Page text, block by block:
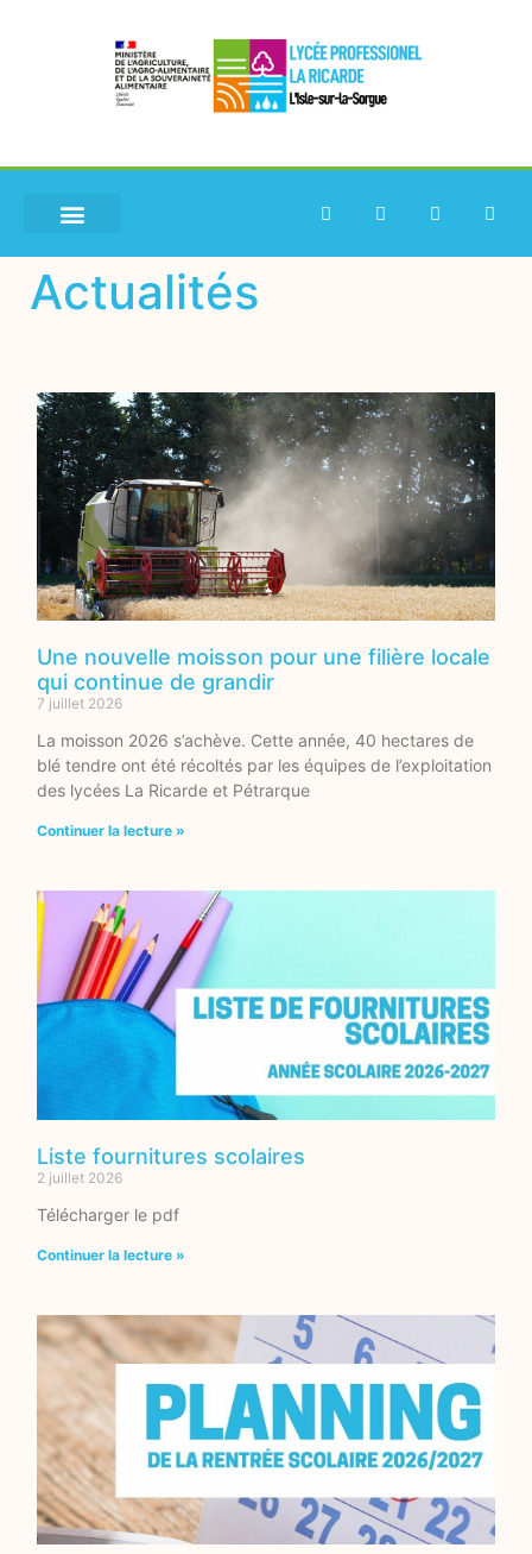
Actualités
Une nouvelle moisson pour une filière locale
qui continue de grandir
7 juillet 2026
La moisson 2026 s’achève. Cette année, 40 hectares de
blé tendre ont été récoltés par les équipes de l’exploitation
des lycées La Ricarde et Pétrarque
Continuer la lecture »
Liste fournitures scolaires
2 juillet 2026
Télécharger le pdf
Continuer la lecture »